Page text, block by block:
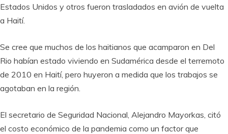
Estados Unidos y otros fueron trasladados en avión de vuelta
a Haití.
Se cree que muchos de los haitianos que acamparon en Del
Rio habían estado viviendo en Sudamérica desde el terremoto
de 2010 en Haití, pero huyeron a medida que los trabajos se
agotaban en la región.
El secretario de Seguridad Nacional, Alejandro Mayorkas, citó
el costo económico de la pandemia como un factor que